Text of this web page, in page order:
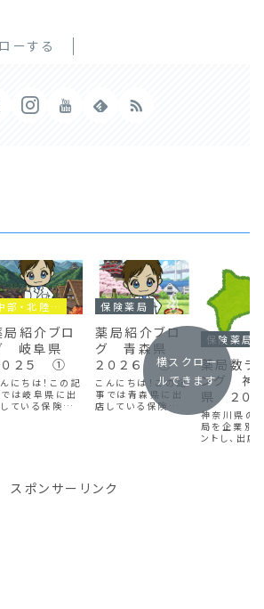
ーする
中部・北陸地方
局紹介ブロ
岐阜県
０２５ ①
にちは！この記
は岐阜県に出
ている保険薬局
さい。岐阜県は薬
数が多いので前
保険薬局
薬局紹介ブロ
グ 青森県
２０２６ ①
こんにちは！この記
事では青森県に出
店している保険薬局
を企業別にカウント
ださい。青森県は薬
局数が多いので前
保険薬局
薬局数ラ
ング 神
県 ２０
大手企業
神奈川県の
局を企業別
ントし、出
横スクロー
ルできます
スポンサーリンク